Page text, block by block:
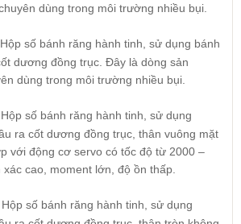
dùng trong môi trường nhiều bụi.
Hộp số bánh răng hành tinh, sử dụng bánh
dương đồng trục. Đây là dòng sản
dùng trong môi trường nhiều bụi.
Hộp số bánh răng hành tinh, sử dụng
ra cốt dương đồng trục, thân vuông mặt
với động cơ servo có tốc độ từ 2000 –
cao, moment lớn, độ ồn thấp.
Hộp số bánh răng hành tinh, sử dụng